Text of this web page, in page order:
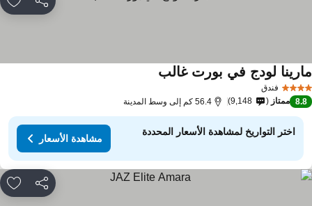
مشاركة
فندق
لودج في بورت غالب
8.8 ممتاز 9,148 56.4 كم إلى وسط المدينة
اختر التواريخ لمشاهدة الأسعار المحددة
مشاهدة الأسعار
مشاركة